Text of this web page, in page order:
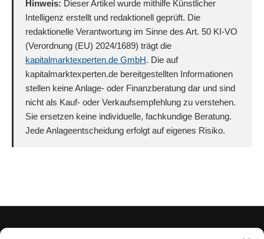
Hinweis: Dieser Artikel wurde mithilfe Künstlicher
Intelligenz erstellt und redaktionell geprüft. Die
redaktionelle Verantwortung im Sinne des Art. 50 KI-VO
(Verordnung (EU) 2024/1689) trägt die
kapitalmarktexperten.de GmbH. Die auf
kapitalmarktexperten.de bereitgestellten Informationen
stellen keine Anlage- oder Finanzberatung dar und sind
nicht als Kauf- oder Verkaufsempfehlung zu verstehen.
Sie ersetzen keine individuelle, fachkundige Beratung.
Jede Anlageentscheidung erfolgt auf eigenes Risiko.